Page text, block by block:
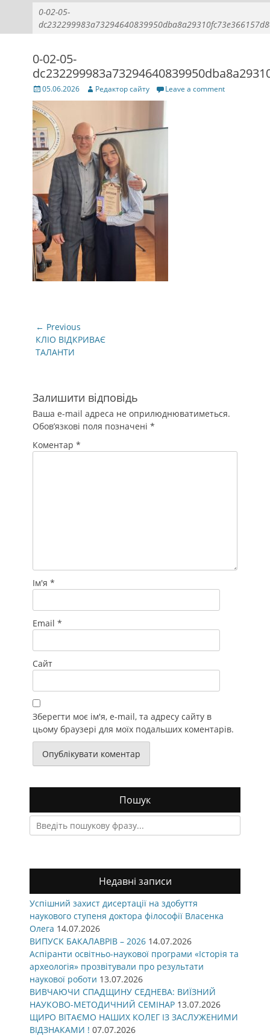
0-02-05-
0-02-05-
Posted
on
05.06.2026 Author
Редактор сайту Leave a comment
Навігація
записів
← Previous
Previous
post:
КЛІО ВІДКРИВАЄ
ТАЛАНТИ
Залишити відповідь
Ваша e-mail адреса не оприлюднюватиметься.
Обов’язкові поля позначені *
Коментар *
Ім'я *
Email *
Сайт
Зберегти моє ім'я, e-mail, та адресу сайту в
цьому браузері для моїх подальших коментарів.
Пошук
Search
for:
Недавні записи
Успішний захист дисертації на здобуття
наукового ступеня доктора філософії Власенка
Олега 14.07.2026
ВИПУСК БАКАЛАВРІВ – 2026 14.07.2026
Аспіранти освітньо-наукової програми «Історія та
археологія» прозвітували про результати
наукової роботи 13.07.2026
ВИВЧАЮЧИ СПАДЩИНУ СЕДНЕВА: ВИЇЗНИЙ
НАУКОВО-МЕТОДИЧНИЙ СЕМІНАР 13.07.2026
ЩИРО ВІТАЄМО НАШИХ КОЛЕГ ІЗ ЗАСЛУЖЕНИМИ
ВІДЗНАКАМИ ! 07.07.2026